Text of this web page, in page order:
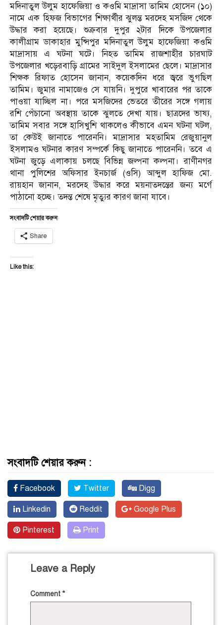
মদিনাতুল উলুম হাফেজিয়া ও কওমি মাদ্রাসা তামিম হোসেন (১০)
নামে এক হিফজ বিভাগের শিক্ষার্থীর ঝুলন্ত মরদেহ মসজিদ থেকে
উদ্ধার করা হয়েছে। শুক্রবার দুপুর ২টার দিকে উপজেলার
কালীগ্রাম ডাকাহার মুন্সিপুর মদিনাতুল উলুম হাফেজিয়া কওমি
মাদ্রাসায় এ ঘটনা ঘটে। নিহত তামিম রাজশাহীর চারঘাট
উপজেলার খড়েরবাড়ি গ্রামের সাইদুল ইসলামের ছেলে। মাদ্রাসার
শিক্ষক রিফাত হোসেন জানান, কয়েকদিন ধরে জ্বরে ভুগছিল
তামিম। জুমার নামাজেও সে যায়নি। দুপুরে খাবারের পর তাকে
পাওয়া যাচ্ছিল না। পরে মসজিদের ভেতরে তীরের সঙ্গে গলায়
রশি পেঁচানো অবস্থায় তাকে ঝুলতে দেখা যায়। ছাত্রদের ভাষ্য,
তামিম সবার সঙ্গে হাসিখুশি থাকলেও কীভাবে এমন ঘটনা ঘটল,
তা কেউই জানাতে পারেননি। মাদ্রাসার মহতামিম রেজুয়ানুল
ইসলামও ঘটনার কারণ সম্পর্কে কিছু জানাতে পারেননি। তবে এ
ঘটনা জুড়ে এলাকায় চলছে বিভিন্ন জল্পনা কল্পনা। রাণীনগর
থানা পুলিশের অফিসার ইনচার্জ (ওসি) আব্দুল হাফিজ মো.
রায়হান জানান, মরদেহ উদ্ধার করে ময়নাতদন্তের জন্য মর্গে
পাঠানো হচ্ছে। তদন্ত শেষে মৃত্যুর কারণ জানা যাবে।
সংবাদটি শেয়ার করুন
Share
Like this:
সংবাদটি শেয়ার করুন :
Facebook Twitter Digg
Linkedin Reddit Google Plus
Pinterest Print
Leave a Reply
Comment *